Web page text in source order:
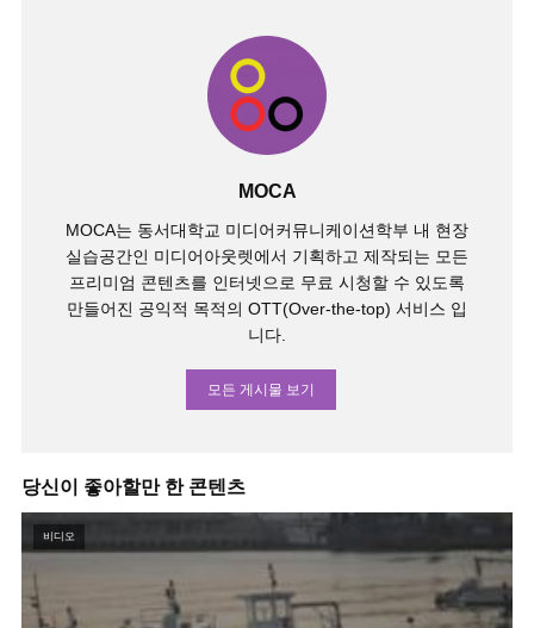
MOCA
MOCA는 동서대학교 미디어커뮤니케이션학부 내 현장
실습공간인 미디어아웃렛에서 기획하고 제작되는 모든
프리미엄 콘텐츠를 인터넷으로 무료 시청할 수 있도록
만들어진 공익적 목적의 OTT(Over-the-top) 서비스 입
니다.
모든 게시물 보기
당신이 좋아할만 한 콘텐츠
비디오